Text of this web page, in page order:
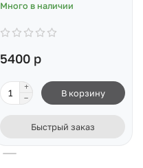
Много в наличии
5400 р
В корзину
Быстрый заказ